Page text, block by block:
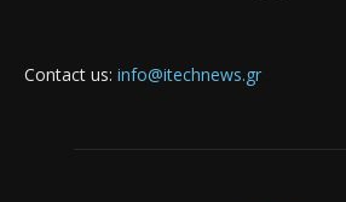
Contact us: info@itechnews.gr